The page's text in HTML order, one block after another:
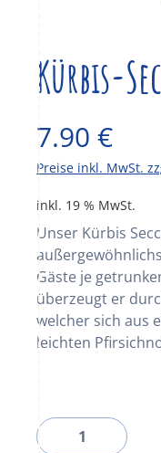
Kürbis-
7.90 €
Preise inkl. MwSt.
inkl. 19 % MwSt.
Unser Kürbis
Gäste je
überzeugt er
welcher sich aus
leichten